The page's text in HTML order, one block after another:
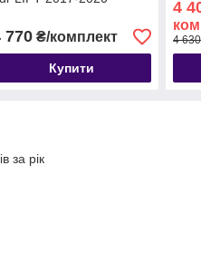
770₴/комплект
Купити
4
4
за рік